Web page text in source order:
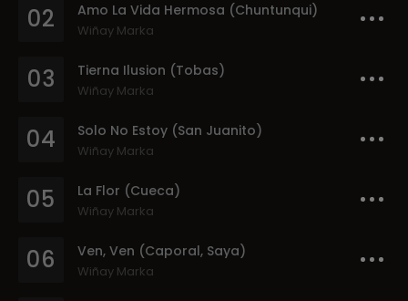
02 Amo La Vida Hermosa (Chuntunqui)
Wiñay Marka
03 Tierna Ilusion (Tobas)
Wiñay Marka
04 Solo No Estoy (San Juanito)
Wiñay Marka
05 La Flor (Cueca)
Wiñay Marka
06 Ven, Ven (Caporal, Saya)
Wiñay Marka